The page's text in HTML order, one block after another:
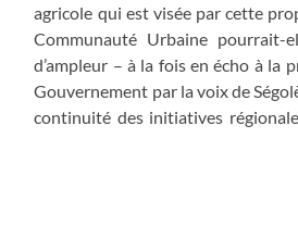
agricole qui est visée par cette
Communauté Urbaine
d’ampleur – à la fois en écho à la
Gouvernement par la voix de
continuité des initiatives